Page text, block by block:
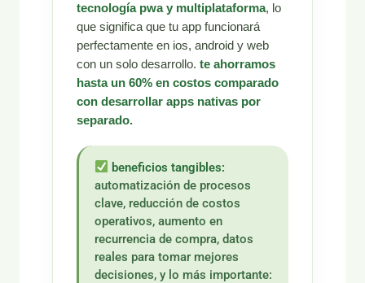
tecnología pwa y multiplataforma, lo
que significa que tu app funcionará
perfectamente en ios, android y web
con un solo desarrollo. te ahorramos
hasta un 60% en costos comparado
con desarrollar apps nativas por
separado.
beneficios tangibles:
automatización de procesos
clave, reducción de costos
operativos, aumento en
recurrencia de compra, datos
reales para tomar mejores
decisiones, y lo más importante: